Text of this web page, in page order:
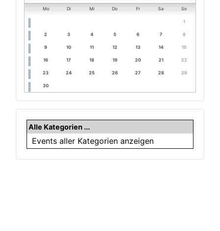
Mo Di Mi Do Fr Sa So
1
2 3 4 5 6 7 8
9 10 11 12 13 14 15
16 17 18 19 20 21 22
23 24 25 26 27 28 29
30
Alle Kategorien ...
Events aller Kategorien anzeigen